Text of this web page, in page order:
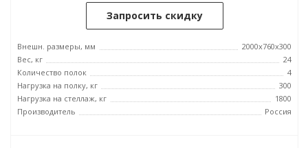
Запросить скидку
Внешн. размеры, мм
2000х760х300
Вес, кг
24
Количество полок
4
Нагрузка на полку, кг
300
Нагрузка на стеллаж, кг
1800
Производитель
Россия